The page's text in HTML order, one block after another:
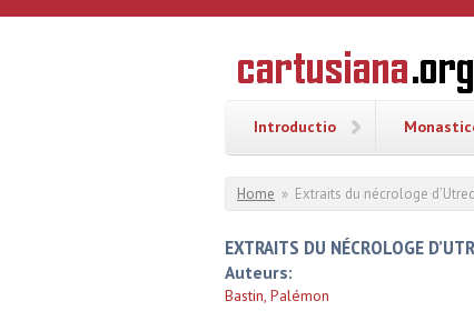
Overslaan en naar de inhoud gaan
Geschiedenis
van de
Introductio
U bent hier
Home » Extraits du nécrologe
EXTRAITS DU NÉCROLOGE
Auteurs:
Bastin, Palémon